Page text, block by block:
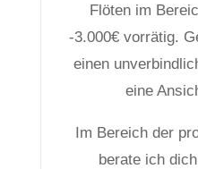
Flöten im
-3.000€ vorrätig.
einen
eine
Im Bereich der
berate ich